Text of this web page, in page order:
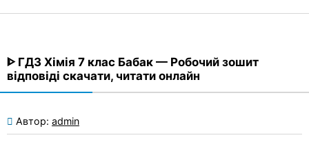
ᐈ ГДЗ Хімія 7 клас Бабак — Робочий зошит
відповіді скачати, читати онлайн
Автор: admin